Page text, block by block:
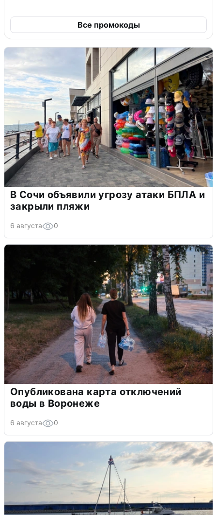
Все промокоды
В Сочи объявили угрозу атаки БПЛА и
закрыли пляжи
6 августа 0
Опубликована карта отключений
воды в Воронеже
6 августа 0